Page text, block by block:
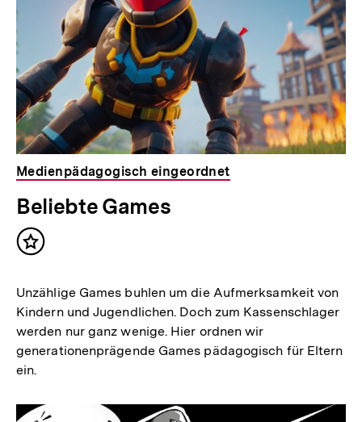
Medienpädagogisch eingeordnet
Beliebte Games
Inhalt
Unzählige Games buhlen um die Aufmerksamkeit von
Kindern und Jugendlichen. Doch zum Kassenschlager
werden nur ganz wenige. Hier ordnen wir
generationenprägende Games pädagogisch für Eltern
ein.